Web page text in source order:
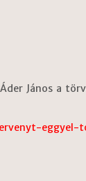
János a